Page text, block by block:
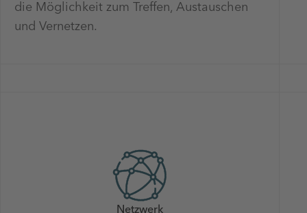
die Möglichkeit zum Treffen, Austauschen
und Vernetzen.
Netzwerk